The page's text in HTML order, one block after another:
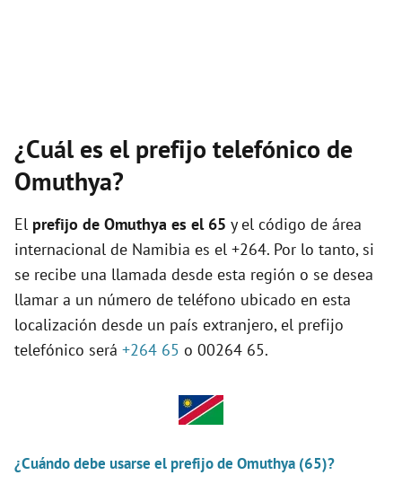
¿Cuál es el prefijo telefónico de
Omuthya?
El prefijo de Omuthya es el 65 y el código de área
internacional de Namibia es el +264. Por lo tanto, si
se recibe una llamada desde esta región o se desea
llamar a un número de teléfono ubicado en esta
localización desde un país extranjero, el prefijo
telefónico será +264 65 o 00264 65.
¿Cuándo debe usarse el prefijo de Omuthya (65)?